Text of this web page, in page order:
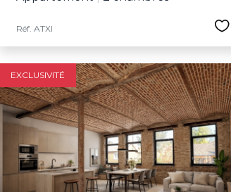
Réf. ATXI
EXCLUSIVITÉ